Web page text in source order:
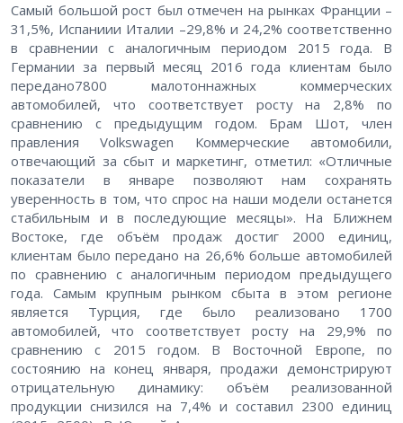
Самый большой рост был отмечен на рынках Франции –
31,5%, Испаниии Италии –29,8% и 24,2% соответственно
в сравнении с аналогичным периодом 2015 года. В
Германии за первый месяц 2016 года клиентам было
передано7800 малотоннажных коммерческих
автомобилей, что соответствует росту на 2,8% по
сравнению с предыдущим годом. Брам Шот, член
правления Volkswagen Коммерческие автомобили,
отвечающий за сбыт и маркетинг, отметил: «Отличные
показатели в январе позволяют нам сохранять
уверенность в том, что спрос на наши модели останется
стабильным и в последующие месяцы». На Ближнем
Востоке, где объём продаж достиг 2000 единиц,
клиентам было передано на 26,6% больше автомобилей
по сравнению с аналогичным периодом предыдущего
года. Самым крупным рынком сбыта в этом регионе
является Турция, где было реализовано 1700
автомобилей, что соответствует росту на 29,9% по
сравнению с 2015 годом. В Восточной Европе, по
состоянию на конец января, продажи демонстрируют
отрицательную динамику: объём реализованной
продукции снизился на 7,4% и составил 2300 единиц